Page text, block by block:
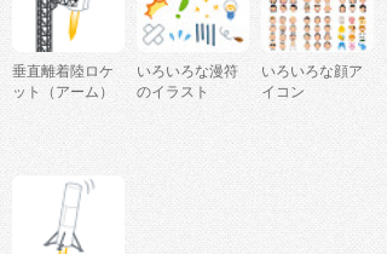
垂直離着陸ロケ
ット（アーム）
いろいろな漫符
のイラスト
いろいろな顔ア
イコン